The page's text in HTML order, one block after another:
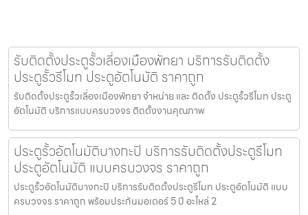
รับติดตั้งประตูรั้วเลี่องเมืองพัทยา บริการรับติดตั้ง
ประตูรั้วรีโมท ประตูอัตโนมัติ ราคาถูก
รับติดตั้งประตูรั้วเลี่องเมืองพัทยา จำหน่าย และ ติดตั้ง ประตูรั้วรีโมท ประตู
อัตโนมัติ บริการแบบครบวงจร ติดตั้งงานคุณภาพ
ประตูรั้วอัตโนมัติบางกะปิ บริการรับติดตั้งประตูรีโมท
ประตูอัตโนมัติ แบบครบวงจร ราคาถูก
ประตูรั้วอัตโนมัติบางกะปิ บริการรับติดตั้งประตูรีโมท ประตูอัตโนมัติ แบบ
ครบวงจร ราคาถูก พร้อมประกันมอเตอร์ 5 ปี อะไหล่ 2